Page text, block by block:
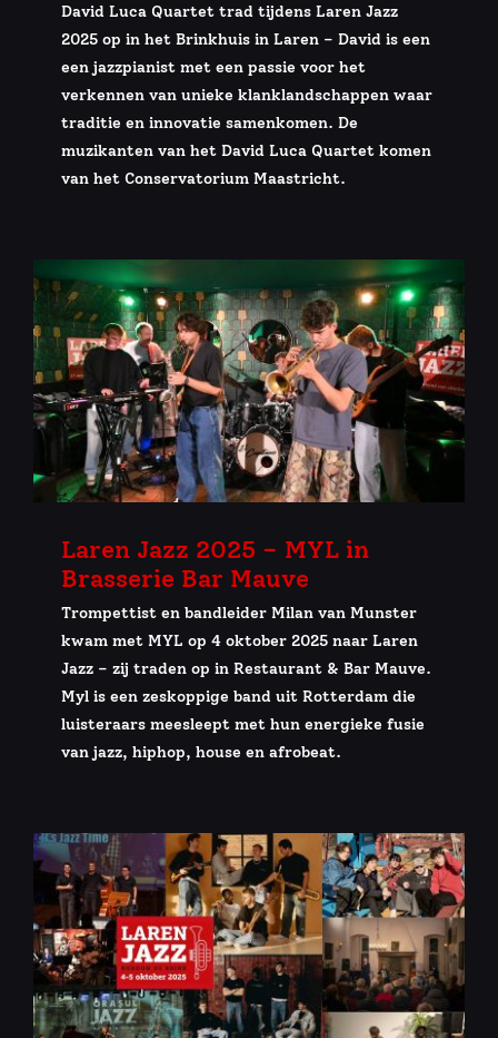
David Luca Quartet trad tijdens Laren Jazz
2025 op in het Brinkhuis in Laren – David is een
een jazzpianist met een passie voor het
verkennen van unieke klanklandschappen waar
traditie en innovatie samenkomen. De
muzikanten van het David Luca Quartet komen
van het Conservatorium Maastricht.
Laren Jazz 2025 – MYL in
Brasserie Bar Mauve
Trompettist en bandleider Milan van Munster
kwam met MYL op 4 oktober 2025 naar Laren
Jazz – zij traden op in Restaurant & Bar Mauve.
Myl is een zeskoppige band uit Rotterdam die
luisteraars meesleept met hun energieke fusie
van jazz, hiphop, house en afrobeat.